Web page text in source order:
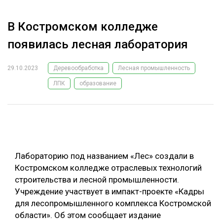
РЕКЛАМОДАТЕЛЯМ
ЛЕСНОЕ ХОЗЯЙСТВО
ЛЕСОЗАГОТОВКА
БИОЭНЕРГЕТИКА
ЛЕСОВОССТАНОВЛЕНИЕ И ЗАЩИТА
ЛОГИСТИКА
ПРОИЗВОДСТВО ДРЕВЕСНЫХ ПЛИТ
ПОДБОРКИ СТАТЕЙ
В Костромском колледже
появилась лесная лаборатория
29.10.2023 Деревообработка Лесная промышленность
ЛПК образование
Лабораторию под названием «Лес» создали в
Костромском колледже отраслевых технологий
строительства и лесной промышленности.
Учреждение участвует в импакт-проекте «Кадры
для лесопромышленного комплекса Костромской
области». Об этом сообщает издание